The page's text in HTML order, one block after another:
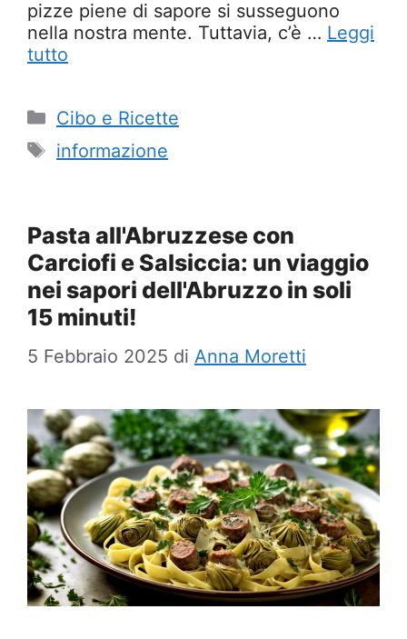
pizze piene di sapore si susseguono
nella nostra mente. Tuttavia, c’è … Leggi
tutto
Categorie
Cibo e Ricette
Tag
informazione
Pasta all'Abruzzese con
Carciofi e Salsiccia: un viaggio
nei sapori dell'Abruzzo in soli
15 minuti!
5 Febbraio 2025 di Anna Moretti